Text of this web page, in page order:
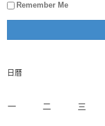
Remember Me
日曆
一
二 三